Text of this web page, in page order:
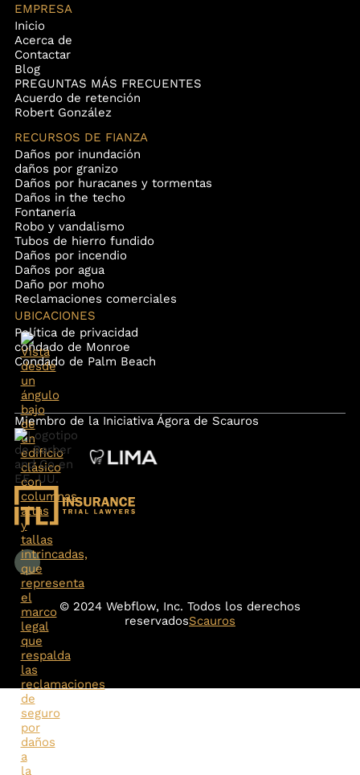
EMPRESA
Inicio
Acerca de
Contactar
Blog
PREGUNTAS MÁS FRECUENTES
Acuerdo de retención
Robert González
RECURSOS DE FIANZA
Daños por inundación
daños por granizo
Daños por huracanes y tormentas
Daños in the techo
Fontanería
Robo y vandalismo
Tubos de hierro fundido
Daños por incendio
Daños por agua
Daño por moho
Reclamaciones comerciales
UBICACIONES
Política de privacidad
condado de Monroe
Condado de Palm Beach
Miembro de la Iniciativa Ágora de Scauros
© 2024 Webflow, Inc. Todos los derechos
reservadosScauros